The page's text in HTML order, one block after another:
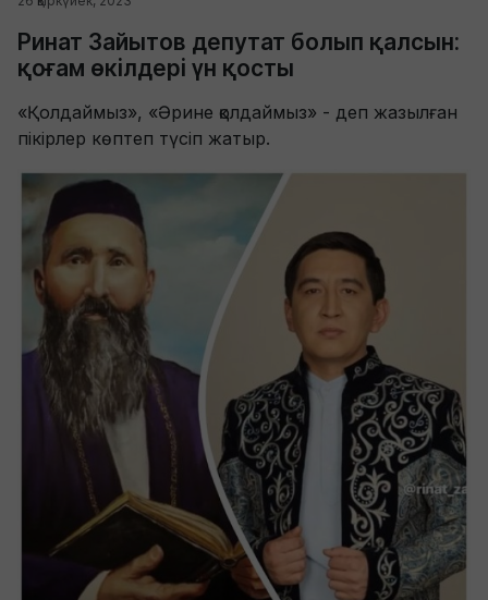
Ринат Зайытов депутат болып қалсын:
қоғам өкілдері үн қосты
«Қолдаймыз», «Әрине қолдаймыз» - деп жазылған
пікірлер көптеп түсіп жатыр.